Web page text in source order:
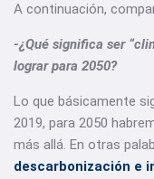
A continuación,
-¿Qué significa ser
lograr para 2050?
Lo que básicamente
2019, para 2050
más allá. En otras
descarbonización e